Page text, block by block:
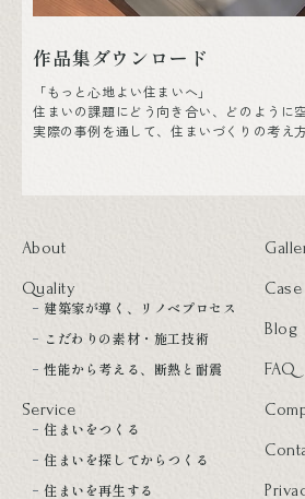
作品集ダウンロード
「もっと心地よい住まいへ」
住まいの課題にどう向き合い、どのように
実際の事例を通して、住まいづくりの考え
About
Quality
建築家が導く、リノベプロセス
こだわりの素材・施工技術
性能から考える、断熱と耐震
Service
住まいをつくる
住まいを探してからつくる
住まいを再生する
Case
Blog
FAQ